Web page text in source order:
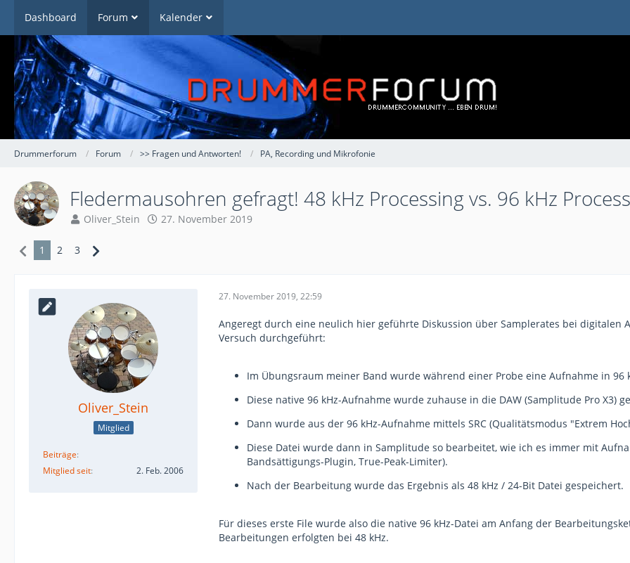
Dashboard Forum Kalender
Drummerforum Forum >> Fragen und Antworten! PA, Recording und Mikrofonie
Fledermausohren gefragt! 48 kHz Processing vs. 96 kHz
Oliver_Stein 27. November 2019
1 2 3
Oliver_Stein
Mitglied
Beiträge
Mitglied seit
2. Feb. 2006
27. November 2019, 22:59
Angeregt durch eine neulich hier geführte Diskussion über Samplerates bei
Versuch durchgeführt:
Im Übungsraum meiner Band wurde während einer Probe eine Aufnahme in 96
Diese native 96 kHz-Aufnahme wurde zuhause in die DAW (Samplitude Pro X3)
Dann wurde aus der 96 kHz-Aufnahme mittels SRC (Qualitätsmodus "Extrem
Diese Datei wurde dann in Samplitude so bearbeitet, wie ich es immer mit
Bandsättigungs-Plugin, True-Peak-Limiter).
Nach der Bearbeitung wurde das Ergebnis als 48 kHz / 24-Bit Datei gespeichert.
Für dieses erste File wurde also die native 96 kHz-Datei am Anfang der
Bearbeitungen erfolgten bei 48 kHz.